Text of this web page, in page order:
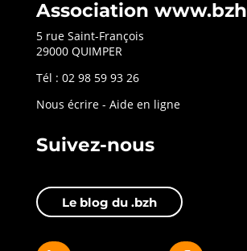
Association www.bzh
5 rue Saint-François
29000 QUIMPER
Tél : 02 98 59 93 26
Nous écrire - Aide en ligne
Suivez-nous
Le blog du .bzh